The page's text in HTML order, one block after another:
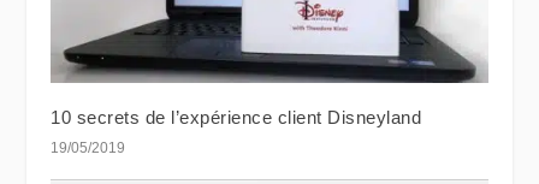
10 secrets de l’expérience client Disneyland
19/05/2019